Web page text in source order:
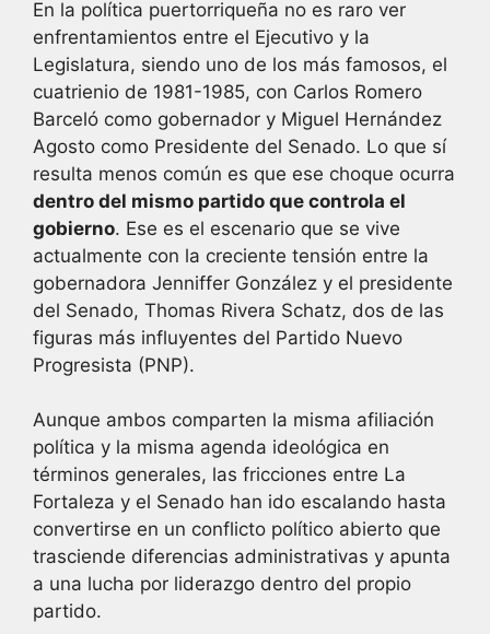
En la política puertorriqueña no es raro ver
enfrentamientos entre el Ejecutivo y la
Legislatura, siendo uno de los más famosos, el
cuatrienio de 1981-1985, con Carlos Romero
Barceló como gobernador y Miguel Hernández
Agosto como Presidente del Senado. Lo que sí
resulta menos común es que ese choque ocurra
dentro del mismo partido que controla el
gobierno. Ese es el escenario que se vive
actualmente con la creciente tensión entre la
gobernadora Jenniffer González y el presidente
del Senado, Thomas Rivera Schatz, dos de las
figuras más influyentes del Partido Nuevo
Progresista (PNP).
Aunque ambos comparten la misma afiliación
política y la misma agenda ideológica en
términos generales, las fricciones entre La
Fortaleza y el Senado han ido escalando hasta
convertirse en un conflicto político abierto que
trasciende diferencias administrativas y apunta
a una lucha por liderazgo dentro del propio
partido.